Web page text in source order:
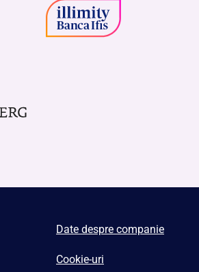
Date despre companie
Cookie-uri